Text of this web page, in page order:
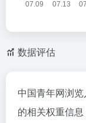
数据评估
中国青年网浏
的相关权重信